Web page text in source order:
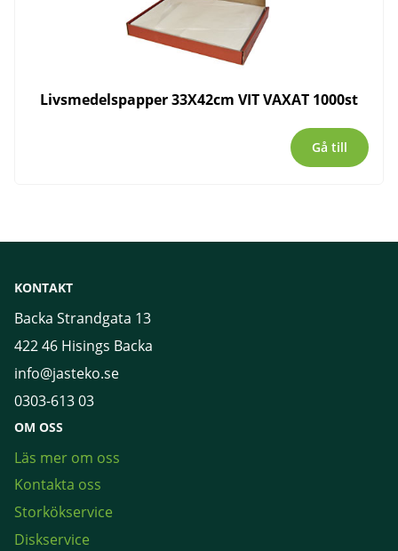
Livsmedelspapper 33X42cm VIT VAXAT 1000st
Gå till
KONTAKT
Backa Strandgata 13
422 46 Hisings Backa
info@jasteko.se
0303-613 03
OM OSS
Läs mer om oss
Kontakta oss
Storkökservice
Diskservice